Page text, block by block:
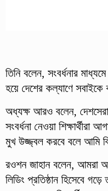
তিনি বলেন, সংবর্ধনার
হয়ে দেশের কল্যাণে
অধ্যক্ষ আরও বলেন,
সংবর্ধনা নেওয়া শিক্ষার্থীরা
মুখ উজ্জ্বল করবে বলে আমি
রওশন জাহান বলেন, আমরা
লিডিং প্রতিষ্ঠান হিসেবে